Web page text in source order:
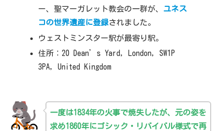
ー、聖マーガレット教会の一群が、 ユネス
コの世界遺産に登録されました。
ウェストミンスター駅が最寄り駅。
住所：20 Dean’s Yard, London, SW1P
3PA, United Kingdom
一度は1834年の火事で焼失したが、元の姿を
求め1860年にゴシック・リバイバル様式で再